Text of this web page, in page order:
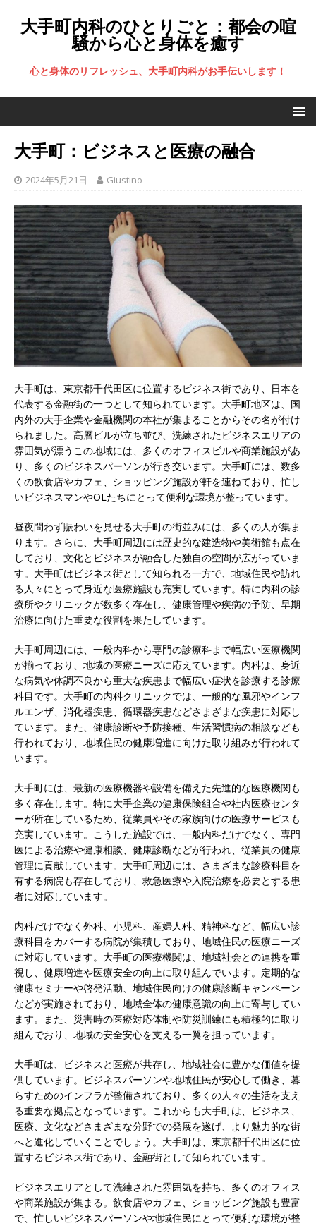
大手町内科のひとりごと：都会の喧
騒から心と身体を癒す
心と身体のリフレッシュ、大手町内科がお手伝いします！
大手町：ビジネスと医療の融合
2024年5月21日 Giustino
大手町は、東京都千代田区に位置するビジネス街であり、日本を
代表する金融街の一つとして知られています。 大手町地区は、国
内外の大手企業や金融機関の本社が集まることからその名が付け
られました。高層ビルが立ち並び、洗練されたビジネスエリアの
雰囲気が漂うこの地域には、多くのオフィスビルや商業施設があ
り、多くのビジネスパーソンが行き交います。大手町には、数多
くの飲食店やカフェ、ショッピング施設が軒を連ねており、忙し
いビジネスマンやOLたちにとって便利な環境が整っています。
昼夜問わず賑わいを見せる大手町の街並みには、多くの人が集ま
ります。さらに、大手町周辺には歴史的な建造物や美術館も点在
しており、文化とビジネスが融合した独自の空間が広がっていま
す。大手町はビジネス街として知られる一方で、地域住民や訪れ
る人々にとって身近な医療施設も充実しています。特に内科の診
療所やクリニックが数多く存在し、健康管理や疾病の予防、早期
治療に向けた重要な役割を果たしています。
大手町周辺には、一般内科から専門の診療科まで幅広い医療機関
が揃っており、地域の医療ニーズに応えています。内科は、身近
な病気や体調不良から重大な疾患まで幅広い症状を診療する診療
科目です。大手町の内科クリニックでは、一般的な風邪やインフ
ルエンザ、消化器疾患、循環器疾患などさまざまな疾患に対応し
ています。また、健康診断や予防接種、生活習慣病の相談なども
行われており、地域住民の健康増進に向けた取り組みが行われて
います。
大手町には、最新の医療機器や設備を備えた先進的な医療機関も
多く存在します。特に大手企業の健康保険組合や社内医療センタ
ーが所在しているため、従業員やその家族向けの医療サービスも
充実しています。こうした施設では、一般内科だけでなく、専門
医による治療や健康相談、健康診断などが行われ、従業員の健康
管理に貢献しています。大手町周辺には、さまざまな診療科目を
有する病院も存在しており、救急医療や入院治療を必要とする患
者に対応しています。
内科だけでなく外科、小児科、産婦人科、精神科など、幅広い診
療科目をカバーする病院が集積しており、地域住民の医療ニーズ
に対応しています。大手町の医療機関は、地域社会との連携を重
視し、健康増進や医療安全の向上に取り組んでいます。定期的な
健康セミナーや啓発活動、地域住民向けの健康診断キャンペーン
などが実施されており、地域全体の健康意識の向上に寄与してい
ます。また、災害時の医療対応体制や防災訓練にも積極的に取り
組んでおり、地域の安全安心を支える一翼を担っています。
大手町は、ビジネスと医療が共存し、地域社会に豊かな価値を提
供しています。ビジネスパーソンや地域住民が安心して働き、暮
らすためのインフラが整備されており、多くの人々の生活を支え
る重要な拠点となっています。これからも大手町は、ビジネス、
医療、文化などさまざまな分野での発展を遂げ、より魅力的な街
へと進化していくことでしょう。大手町は、東京都千代田区に位
置するビジネス街であり、金融街として知られています。
ビジネスエリアとして洗練された雰囲気を持ち、多くのオフィス
や商業施設が集まる。飲食店やカフェ、ショッピング施設も豊富
で、忙しいビジネスパーソンや地域住民にとって便利な環境が整